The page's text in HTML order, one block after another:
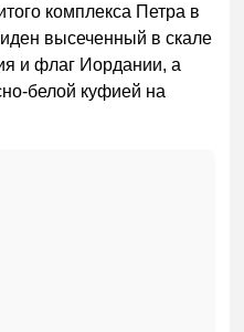
комплекса Петра в
высеченный в скале
и флаг Иордании, а
белой куфией на